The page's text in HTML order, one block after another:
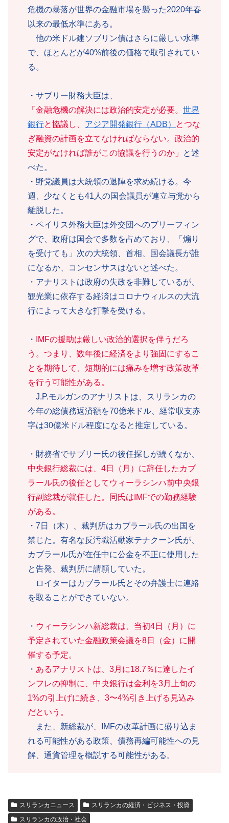
危機の暴落が世界の金融市場を襲った2020年春
以来の最低水準にある。
他の米ドル建ソブリン債はさらに厳しい水準
で、ほとんどが40%前後の価格で取引されてい
る。
・サブリー財務大臣は、
「金融危機の解決には政治的安定が必要。 世界
銀行と協議し、 アジア開発銀行（ADB）
とつな
ぎ融資の計画を立てなければならない。政治的
安定がなければ誰がこの協議を行うのか」
と述
べた。
・野党議員は大統領の退陣を求め続ける。今
週、少なくとも41人の国会議員が連立与党から
離脱した。
・ペイリス外務大臣は外交団へのブリーフィン
グで、政府は国会で多数を占めており、「煽り
を受けても」次の大統領、首相、国会議長が誰
になるか、コンセンサスはないと述べた。
・アナリストは政府の失政を非難しているが、
観光業に依存する経済はコロナウィルスの大流
行によって大きな打撃を受ける。
・
IMFの援助は厳しい政治的選択を伴うだろ
う。つまり、数年後に経済をより強固にするこ
とを期待して、短期的には痛みを増す政策改革
を行う可能性がある。
J.P.モルガンのアナリストは、スリランカの
今年の総債務返済額を70億米ドル、経常収支赤
字は30億米ドル程度になると推定している。
・財務省でサブリー氏の後任探しが続くなか、
中央銀行総裁には、4日（月）に辞任したカブ
ラール氏の後任としてウィーラシンハ前中央銀
行副総裁が就任した。同氏はIMFでの勤務経験
がある。
・7日（木）、裁判所はカブラール氏の出国を
禁じた。有名な反汚職活動家テナクーン氏が、
カブラール氏が在任中に公金を不正に使用した
と告発、裁判所に請願していた。
ロイターはカブラール氏とその弁護士に連絡
を取ることができていない。
・ ウィーラシンハ新総裁は、当初4日（月）に
予定されていた金融政策会議を8日（金）に開
催する予定。
・ あるアナリストは、3月に18.7％に達したイ
ンフレの抑制に、中央銀行は金利を3月上旬の
1%の引上げに続き、3〜4%引き上げる見込み
だという。
また、新総裁が、IMFの改革計画に盛り込ま
れる可能性がある政策、債務再編可能性への見
解、通貨管理を概説する可能性がある。
スリランカニュース
スリランカの経済・ビジネス・投資
スリランカの政治・社会